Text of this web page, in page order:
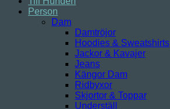
Person
Dam
Damtröjor
Hoodies & Sweatshirts
Jackor & Kavajer
Jeans
Kängor Dam
Ridbyxor
Skjortor & Toppar
Underställ